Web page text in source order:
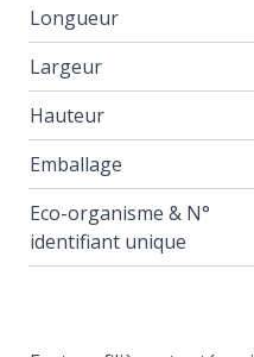
Longueur
Largeur
Hauteur
Emballage
Eco-organisme & N°
identifiant unique